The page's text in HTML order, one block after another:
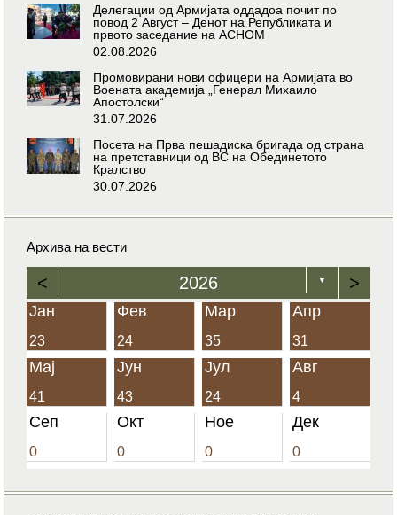
Делегации од Армијата оддадоа почит по
повод 2 Август – Денот на Републиката и
првото заседание на АСНОМ
02.08.2026
Промовирани нови офицери на Армијата во
Воената академија „Генерал Михаило
Апостолски“
31.07.2026
Посета на Прва пешадиска бригада од страна
на претставници од ВС на Обединетото
Кралство
30.07.2026
Архива на вести
< 2026 ▼ >
Јан
23
Фев
24
Мар
35
Апр
31
Мај
41
Јун
43
Јул
24
Авг
4
Сеп
0
Окт
0
Ное
0
Дек
0